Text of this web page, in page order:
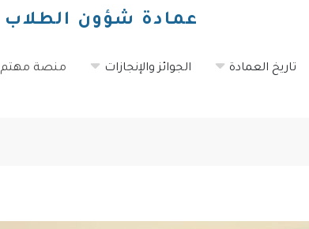
عمادة شؤون الطلاب
تاريخ العمادة الجوائز والإنجازات منصة مهتم